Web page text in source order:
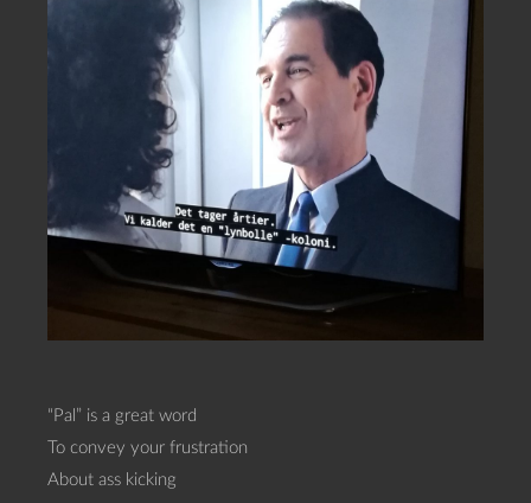
“Pal” is a great word
To convey your frustration
About ass kicking